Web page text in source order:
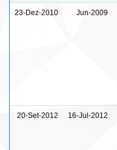
23-Dez-2010 Jun-2009
20-Set-2012 16-Jul-2012